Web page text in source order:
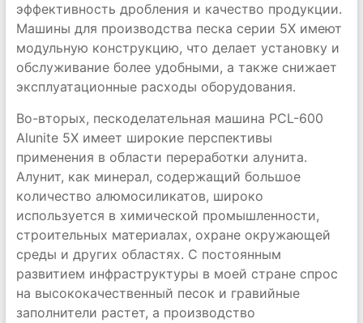
эффективность дробления и качество продукции.
Машины для производства песка серии 5X имеют
модульную конструкцию, что делает установку и
обслуживание более удобными, а также снижает
эксплуатационные расходы оборудования.
Во-вторых, пескоделательная машина PCL-600
Alunite 5X имеет широкие перспективы
применения в области переработки алунита.
Алунит, как минерал, содержащий большое
количество алюмосиликатов, широко
используется в химической промышленности,
строительных материалах, охране окружающей
среды и других областях. С постоянным
развитием инфраструктуры в моей стране спрос
на высококачественный песок и гравийные
заполнители растет, а производство